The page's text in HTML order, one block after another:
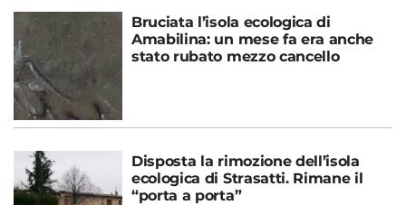
Bruciata l’isola ecologica di
Amabilina: un mese fa era anche
stato rubato mezzo cancello
Disposta la rimozione dell’isola
ecologica di Strasatti. Rimane il
“porta a porta”